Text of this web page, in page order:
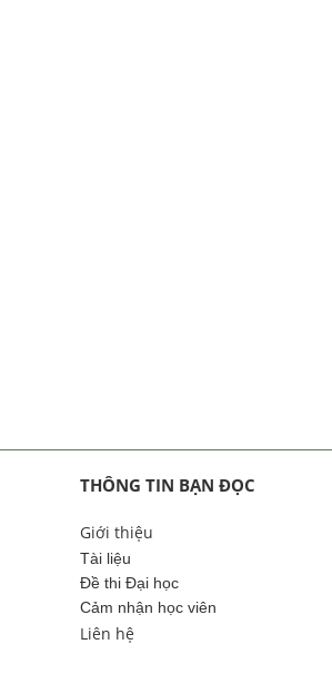
THÔNG TIN BẠN ĐỌC
Giới thiệu
Tài liệu
Đề thi Đại học
Cảm nhận học viên
Liên hệ